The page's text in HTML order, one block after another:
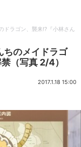
ドラゴン、襲来!?『小林さん
ちのメイドラゴ
（写真 2/4）
2017.1.18 15:00